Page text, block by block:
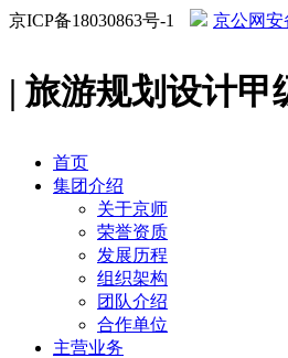
京ICP备18030863号-1 京公网安
| 旅游规划设计甲
首页
集团介绍
关于京师
荣誉资质
发展历程
组织架构
团队介绍
合作单位
主营业务